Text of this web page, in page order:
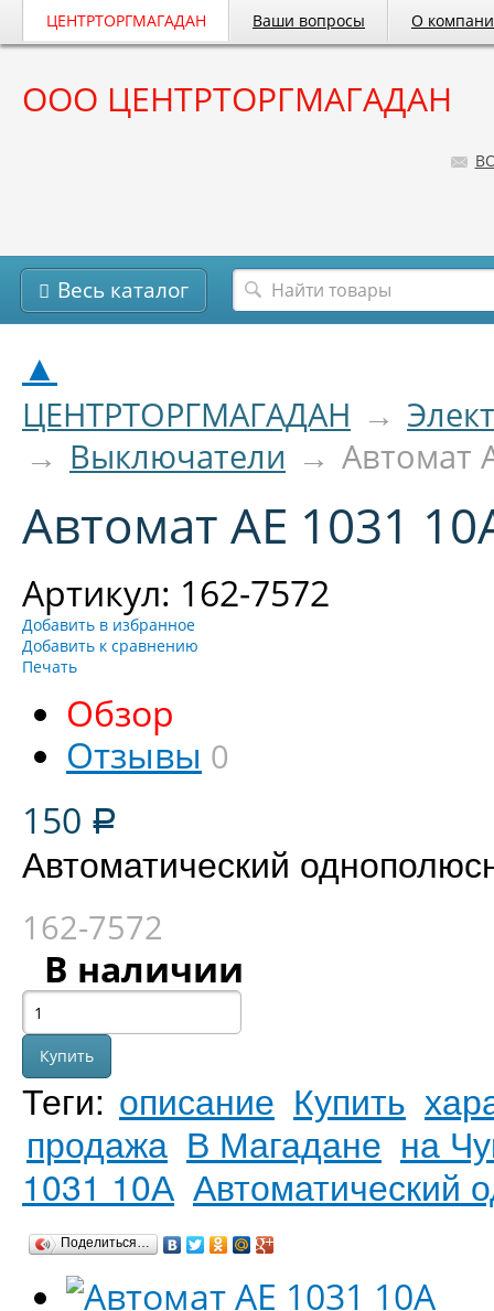
ЦЕНТРТОРГМАГАДАН Ваши вопросы О
ООО ЦЕНТРТОРГМАГАДАН
Весь каталог
▲
ЦЕНТРТОРГМАГАДАН →
→ Выключатели → Автомат
Автомат АЕ 1031
Артикул: 162-7572
Добавить в избранное
Добавить к сравнению
Печать
Обзор
Отзывы 0
150 Р
Автоматический
162-7572
В наличии
Теги: описание Купить
продажа В Магадане на
1031 10А Автоматический
Поделиться…